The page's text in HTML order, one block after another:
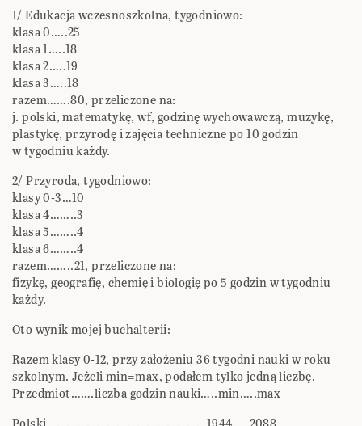
1/ Edukacja wczesnoszkolna, tygodniowo:
klasa 0…..25
klasa 1…..18
klasa 2…..19
klasa 3…..18
razem…….80, przeliczone na:
j. polski, matematykę, wf, godzinę wychowawczą, muzykę,
plastykę, przyrodę i zajęcia techniczne po 10 godzin
w tygodniu każdy.
2/ Przyroda, tygodniowo:
klasy 0-3…10
klasa 4……..3
klasa 5……..4
klasa 6……..4
razem……..21, przeliczone na:
fizykę, geografię, chemię i biologię po 5 godzin w tygodniu
każdy.
Oto wynik mojej buchalterii:
Razem klasy 0-12, przy założeniu 36 tygodni nauki w roku
szkolnym. Jeżeli min=max, podałem tylko jedną liczbę.
Przedmiot…….liczba godzin nauki…..min…..max